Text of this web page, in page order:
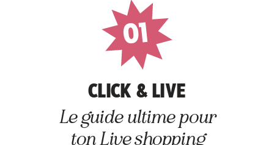
01
Le guide ultime pour
ton Live shopping
CLICK & LIVE